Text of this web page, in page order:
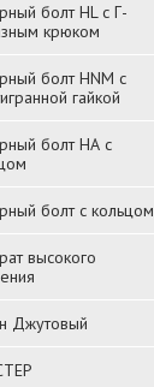
болт HL с Г-
крюком
болт HNM с
гайкой
болт НА с
болт с кольцом
высокого
Джутовый